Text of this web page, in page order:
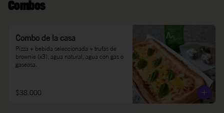
Combos
Combo de la casa
Pizza + bebida seleccionada + trufas de
brownie (x3), agua natural, agua con gas o
gaseosa.
$38.000